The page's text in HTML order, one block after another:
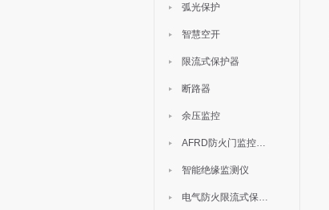
弧光保护
智慧空开
限流式保护器
断路器
余压监控
AFRD防火门监控模块
智能绝缘监测仪
电气防火限流式保护器